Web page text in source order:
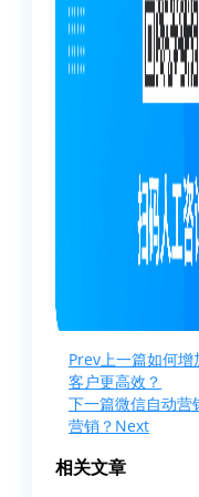
Prev上一篇如何增
客户更高效？
下一篇微信自动营
营销？ Next
相关文章